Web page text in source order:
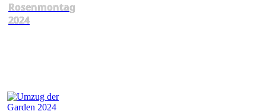
Rosenmontag
2024